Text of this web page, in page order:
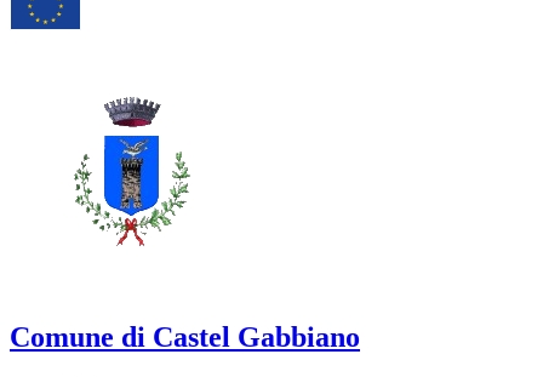
Comune di Castel Gabbiano